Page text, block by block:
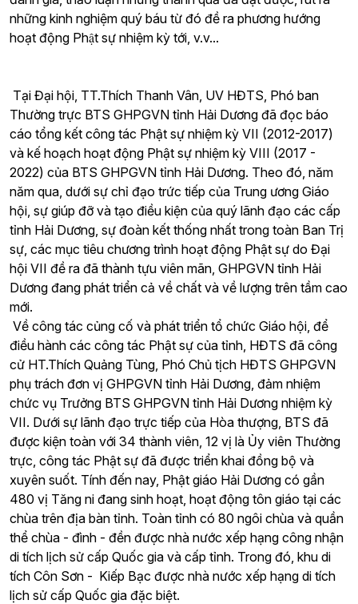
những kinh nghiệm quý báu từ đó đề ra phương hướng
hoạt động Phật sự nhiệm kỳ tới, v.v...
Tại Đại hội, TT.Thích Thanh Vân, UV HĐTS, Phó ban
Thường trực BTS GHPGVN tỉnh Hải Dương đã đọc báo
cáo tổng kết công tác Phật sự nhiệm kỳ VII (2012-2017)
và kế hoạch hoạt động Phật sự nhiệm kỳ VIII (2017 -
2022) của BTS GHPGVN tỉnh Hải Dương. Theo đó, năm
năm qua, dưới sự chỉ đạo trức tiếp của Trung ương Giáo
hội, sự giúp đỡ và tạo điều kiện của quý lãnh đạo các cấp
tỉnh Hải Dương, sự đoàn kết thống nhất trong toàn Ban Trị
sự, các mục tiêu chương trình hoạt động Phật sự do Đại
hội VII đề ra đã thành tựu viên mãn, GHPGVN tỉnh Hải
Dương đang phát triển cả về chất và về lượng trên tầm cao
mới.
Về công tác củng cố và phát triển tổ chức Giáo hội, để
điều hành các công tác Phật sự của tỉnh, HĐTS đã công
cử HT.Thích Quảng Tùng, Phó Chủ tịch HĐTS GHPGVN
phụ trách đơn vị GHPGVN tỉnh Hải Dương, đảm nhiệm
chức vụ Trưởng BTS GHPGVN tỉnh Hải Dương nhiệm kỳ
VII. Dưới sự lãnh đạo trực tiếp của Hòa thượng, BTS đã
được kiện toàn với 34 thành viên, 12 vị là Ủy viên Thường
trực, công tác Phật sự đã được triển khai đồng bộ và
xuyên suốt. Tính đến nay, Phật giáo Hải Dương có gần
480 vị Tăng ni đang sinh hoạt, hoạt động tôn giáo tại các
chùa trên địa bàn tỉnh. Toàn tỉnh có 80 ngôi chùa và quần
thể chùa - đình - đền được nhà nước xếp hạng công nhận
di tích lịch sử cấp Quốc gia và cấp tỉnh. Trong đó, khu di
tích Côn Sơn - Kiếp Bạc được nhà nước xếp hạng di tích
lịch sử cấp Quốc gia đặc biệt.